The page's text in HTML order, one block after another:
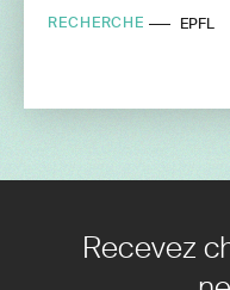
RECHERCHE EPFL
Recevez